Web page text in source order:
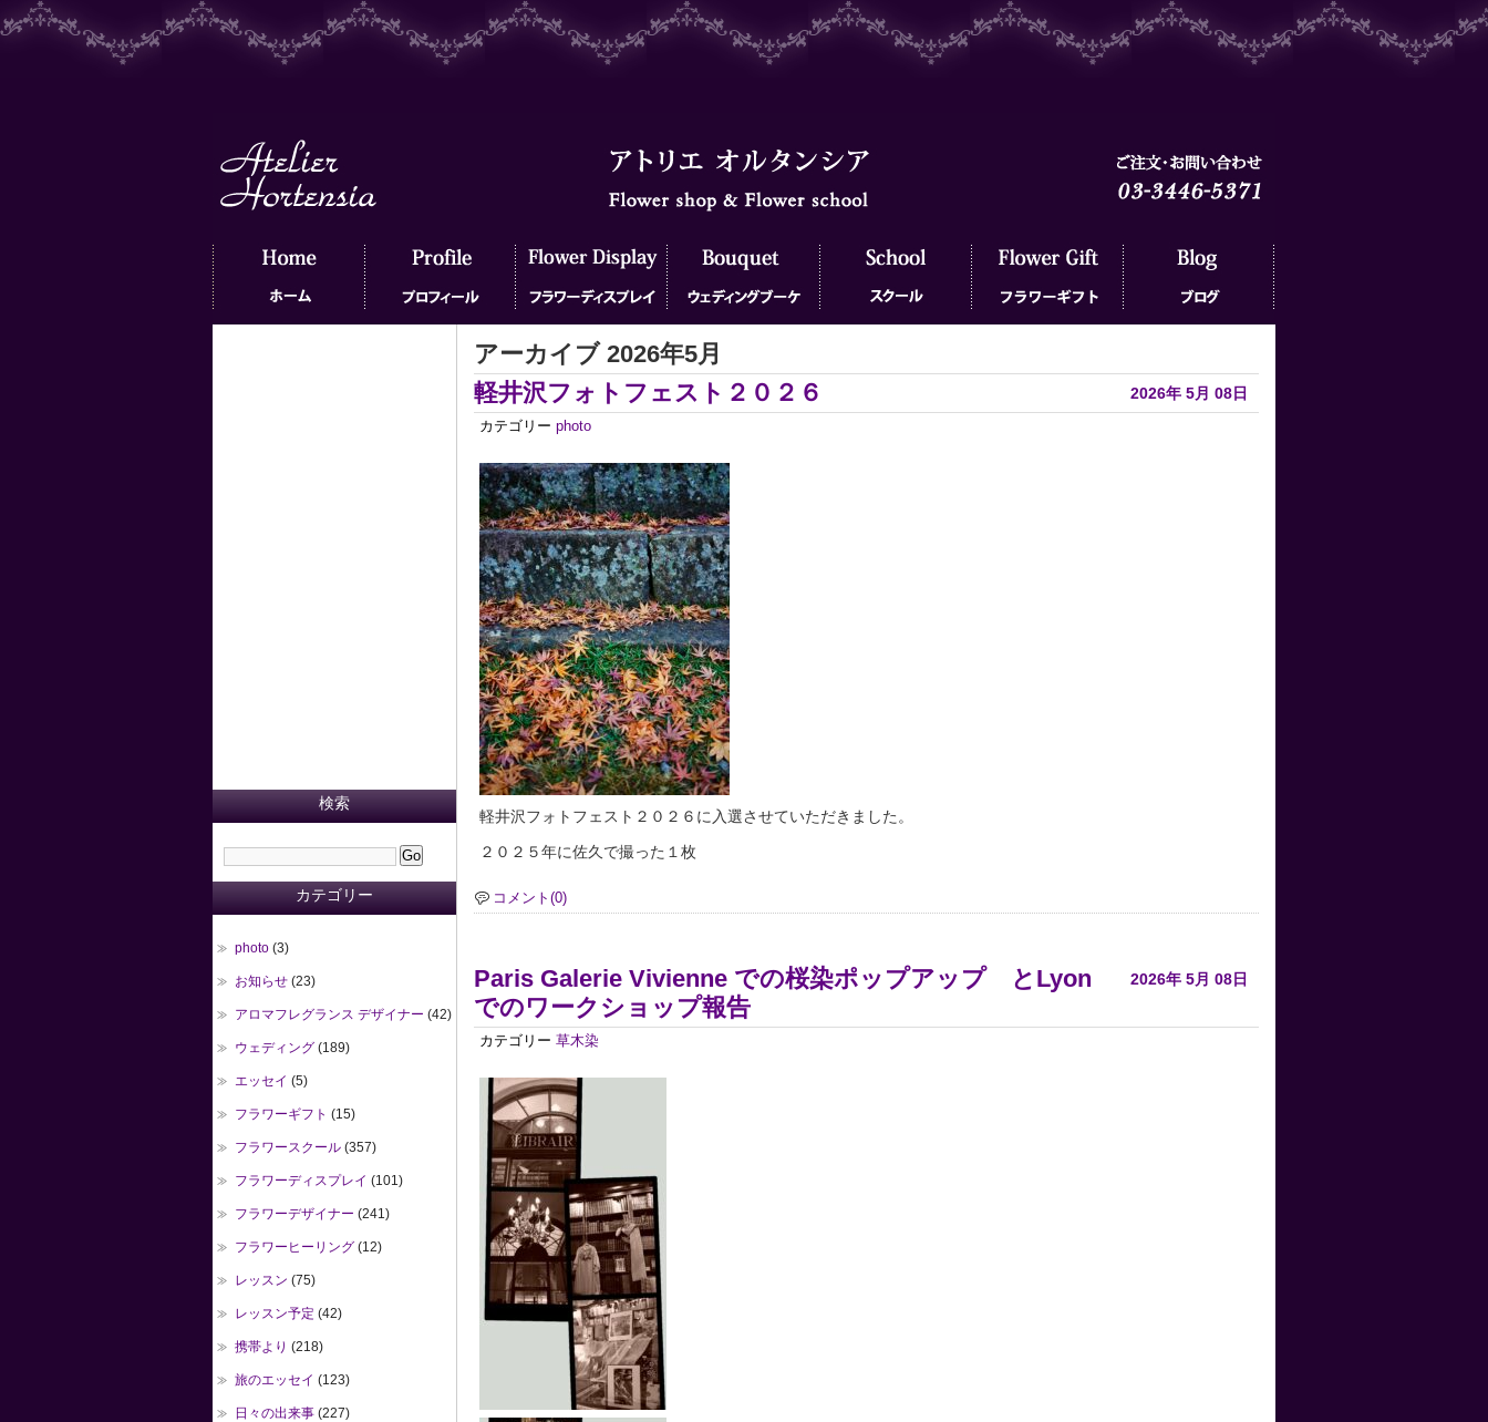
フラワーディスプレイ ウェディングブーケ
アーカイブ 2026年5月
2026年 5月 08日
軽井沢フォトフェスト２０２６
カテゴリー photo
軽井沢フォトフェスト２０２６に入選させていただきました。
２０２５年に佐久で撮った１枚
コメント(0)
2026年 5月 08日
Paris Galerie Vivienne での桜染ポップアップ とLyon
でのワークショップ報告
カテゴリー 草木染
検索
カテゴリー
photo (3)
お知らせ (23)
アロマフレグランス デザイナー (42)
ウェディング (189)
エッセイ (5)
フラワーギフト (15)
フラワースクール (357)
フラワーディスプレイ (101)
フラワーデザイナー (241)
フラワーヒーリング (12)
レッスン (75)
レッスン予定 (42)
携帯より (218)
旅のエッセイ (123)
日々の出来事 (227)